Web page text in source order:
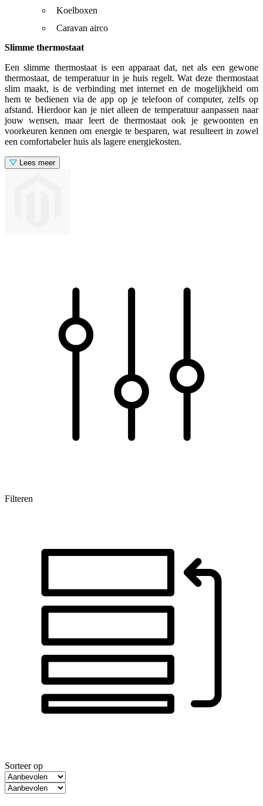
Koelboxen
Caravan airco
Slimme thermostaat
Een slimme thermostaat is een apparaat dat, net als een gewone
thermostaat, de temperatuur in je huis regelt. Wat deze thermostaat
slim maakt, is de verbinding met internet en de mogelijkheid om
hem te bedienen via de app op je telefoon of computer, zelfs op
afstand. Hierdoor kan je niet alleen de temperatuur aanpassen naar
jouw wensen, maar leert de thermostaat ook je gewoonten en
voorkeuren kennen om energie te besparen, wat resulteert in zowel
een comfortabeler huis als lagere energiekosten.
Lees meer
Filteren
Sorteer op